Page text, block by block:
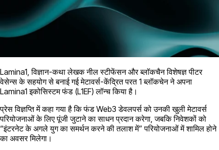
Lamina1, विज्ञान-कथा लेखक नील स्टीफेंसन और ब्लॉकचैन विशेषज्ञ पीटर
वेसेन्स के सहयोग से बनाई गई मेटावर्स-केंद्रित परत 1 ब्लॉकचेन ने अपना
Lamina1 इकोसिस्टम फंड (L1EF) लॉन्च किया है।
प्रेस विज्ञप्ति में कहा गया है कि फंड Web3 डेवलपर्स को उनकी खुली मेटावर्स
परियोजनाओं के लिए पूंजी जुटाने का साधन प्रदान करेगा, जबकि निवेशकों को
“इंटरनेट के अगले युग का समर्थन करने की तलाश में” परियोजनाओं में शामिल होने
का अवसर मिलेगा।